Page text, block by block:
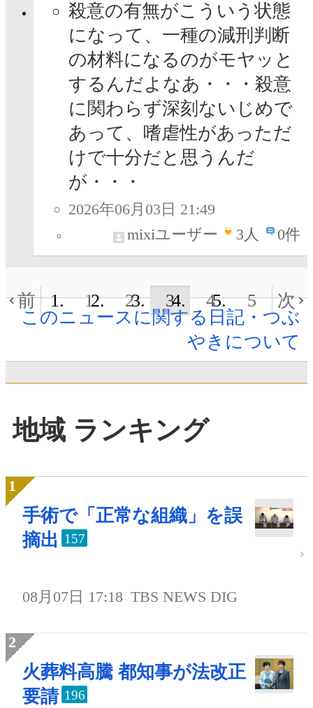
殺意の有無がこういう状態
になって、一種の減刑判断
の材料になるのがモヤッと
するんだよなあ・・・殺意
に関わらず深刻ないじめで
あって、嗜虐性があっただ
けで十分だと思うんだ
が・・・
2026年06月03日 21:49
mixiユーザー
3人 0件
前 1 2 3 4 5
次
このニュースに関する日記・つぶ
やきについて
地域 ランキング
手術で「正常な組織」を誤
摘出 157
08月07日 17:18 TBS NEWS DIG
火葬料高騰 都知事が法改正
要請 196